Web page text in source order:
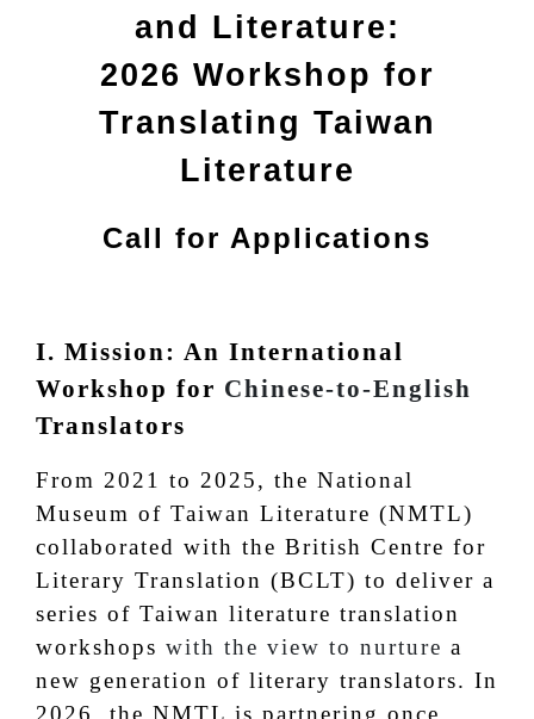
and Literature:
2026 Workshop for
Translating Taiwan
Literature
Call for Applications
I. Mission: An International
Workshop for Chinese-to-English
Translators
From 2021 to 2025, the National
Museum of Taiwan Literature (NMTL)
collaborated with the British Centre for
Literary Translation (BCLT) to deliver a
series of Taiwan literature translation
workshops with the view to nurture a
new generation of literary translators. In